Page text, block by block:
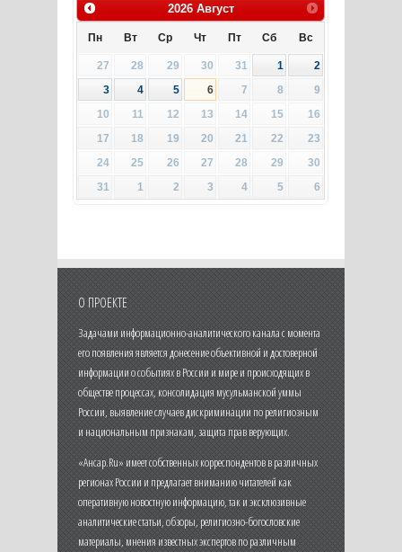
2026 Август
Пн Вт Ср Чт Пт Сб Вс
27 28 29 30 31 1
2
3
4 5 6 7 8
9
10
11 12 13 14 15
16
17
18 19 20 21 22
23
24
25 26 27 28 29
30
31
1 2 3 4 5 6
О ПРОЕКТЕ
Задачами информационно-аналитического канала с момента
его появления является донесение объективной и достоверной
информации о событиях в России и мире и происходящих в
обществе процессах, консолидация мусульманской уммы
России, выявление случаев дискриминации по религиозным
и национальным признакам, защита прав верующих.
«Ансар.Ru» имеет собственных корреспондентов в различных
регионах России и предлагает вниманию читателей как
оперативную новостную информацию, так и эксклюзивные
аналитические статьи, обзоры, религиозно-богословские
материалы, мнения известных экспертов по различным